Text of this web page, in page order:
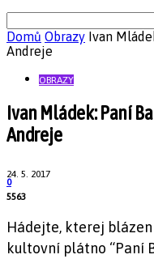
Domů Obrazy Ivan
Andreje
OBRAZY
Ivan Mládek: Paní
Andreje
24. 5. 2017
0
5563
Hádejte, kterej
kultovní plátno “Paní